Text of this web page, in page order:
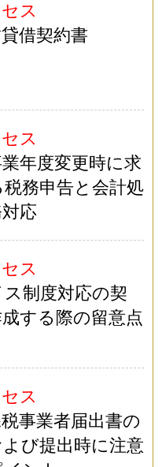
ス
借契約書
ス
年度変更時に求
務申告と会計処
応
ス
制度対応の契
する際の留意点
ス
事業者届出書の
び提出時に注意